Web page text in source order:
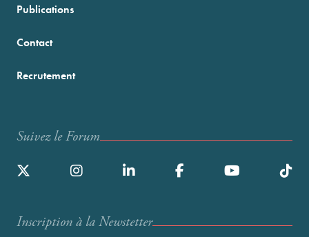
Publications
Contact
Recrutement
Suivez le Forum
Inscription à la Newstetter